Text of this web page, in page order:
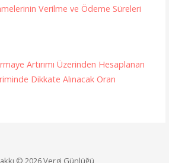
Verilme ve Ödeme Süreleri
Artırımı Üzerinden Hesaplanan
Dikkate Alınacak Oran
© 2026 Vergi Günlüğü